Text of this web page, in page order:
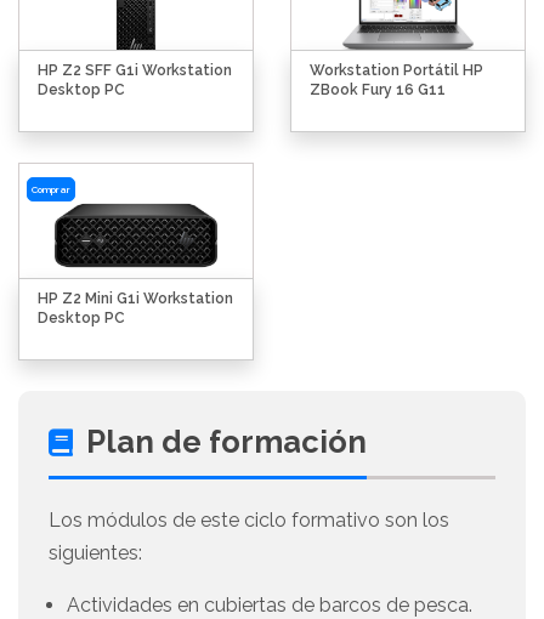
HP Z2 SFF G1i Workstation
Desktop PC
Workstation Portátil HP
ZBook Fury 16 G11
Comprar
HP Z2 Mini G1i Workstation
Desktop PC
Plan de formación
Los módulos de este ciclo formativo son los
siguientes:
Actividades en cubiertas de barcos de pesca.